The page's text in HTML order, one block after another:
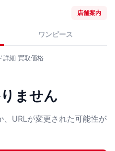
店舗案内
ワンピース
詳細 買取価格
ません
URLが変更された可能性が